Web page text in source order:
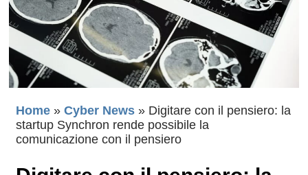
Home » Cyber News » Digitare con il pensiero: la
startup Synchron rende possibile la
comunicazione con il pensiero